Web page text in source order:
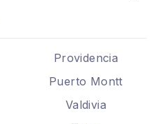
Providencia
Puerto Montt
Valdivia